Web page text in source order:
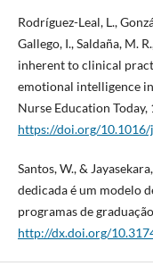
Rodríguez-Leal, L.,
Gallego, I., Saldaña, M.
inherent to clinical
emotional intelligence
Nurse Education Today,
https://doi.org/
Santos, W., &
dedicada é um modelo
programas de
http://dx.doi.org/